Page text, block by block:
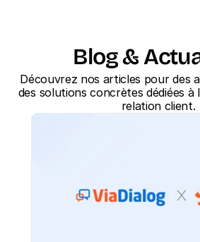
Blog &
Découvrez nos articles pour des
des solutions concrètes dédiées à
relation client.